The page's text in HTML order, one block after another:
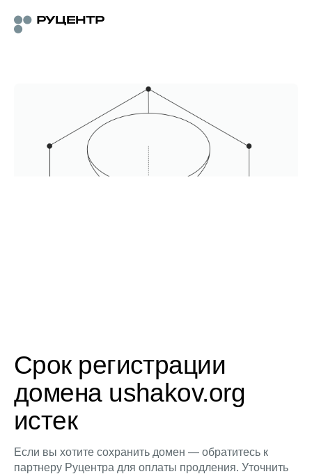
Срок регистрации
домена ushakov.org
истек
Если вы хотите сохранить домен — обратитесь к
партнеру Руцентра для оплаты продления. Уточнить